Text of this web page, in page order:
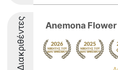
Διακριθέντες Anemona